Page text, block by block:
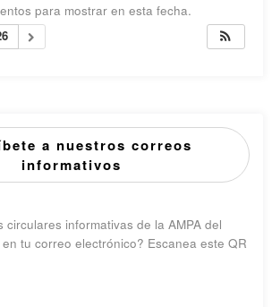
para mostrar en esta fecha.
a nuestros correos
informativos
circulares informativas de la AMPA del
tu correo electrónico? Escanea este QR